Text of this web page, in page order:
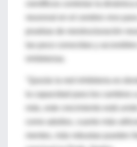
la capacidad para los cambios
mentes, más robustas pueden